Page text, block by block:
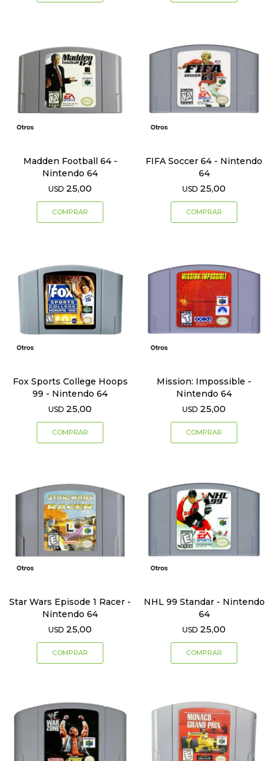
Madden Football 64 -
Nintendo 64
USD 25,00
FIFA Soccer 64 - Nintendo
64
USD 25,00
Fox Sports College Hoops
99 - Nintendo 64
USD 25,00
Mission: Impossible -
Nintendo 64
USD 25,00
Star Wars Episode 1 Racer -
Nintendo 64
USD 25,00
NHL 99 Standar - Nintendo
64
USD 25,00